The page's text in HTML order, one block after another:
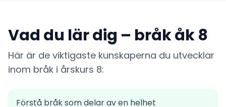
Vad du lär dig – bråk åk 8
Här är de viktigaste kunskaperna du utvecklar
inom bråk i årskurs 8:
Förstå bråk som delar av en helhet